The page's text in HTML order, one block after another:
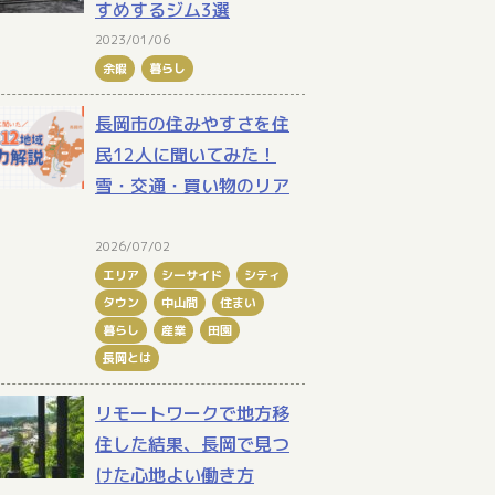
すめするジム3選
2023/01/06
余暇
暮らし
長岡市の住みやすさを住
民12人に聞いてみた！
雪・交通・買い物のリア
2026/07/02
エリア
シーサイド
シティ
タウン
中山間
住まい
暮らし
産業
田園
長岡とは
リモートワークで地方移
住した結果、長岡で見つ
けた心地よい働き方